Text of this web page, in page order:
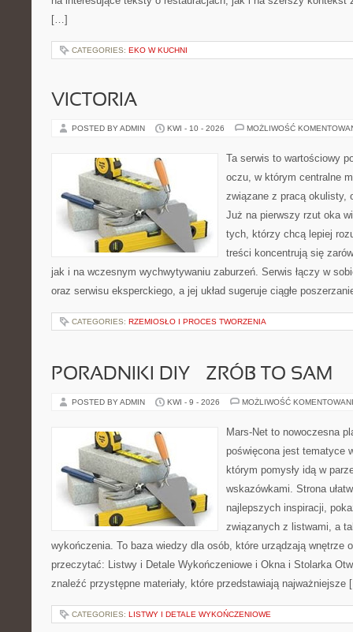
[…]
CATEGORIES: EKO W KUCHNI
VICTORIA
POSTED BY ADMIN KWI - 10 - 2026 MOŻLIWOŚĆ
Ta serwis to wartościowy
oczu, w którym centralne
związane z pracą okulisty,
Już na pierwszy rzut oka
tych, którzy chcą lepiej
treści koncentrują się
jak i na wczesnym wychwytywaniu zaburzeń. Serwis łączy w
oraz serwisu eksperckiego, a jej układ sugeruje ciągłe
CATEGORIES: RZEMIOSŁO I PROCES TWORZENIA
PORADNIKI DIY – ZRÓB TO SAM
POSTED BY ADMIN KWI - 9 - 2026 MOŻLIWOŚĆ
Mars-Net to nowoczesna
poświęcona jest tematyce
którym pomysły idą w
wskazówkami. Strona
najlepszych inspiracji,
związanych z listwami, a
wykończenia. To baza wiedzy dla osób, które urządzają wnętrze
przeczytać: Listwy i Detale Wykończeniowe i Okna i Stolarka
znaleźć przystępne materiały, które przedstawiają
CATEGORIES: LISTWY I DETALE WYKOŃCZENIOWE